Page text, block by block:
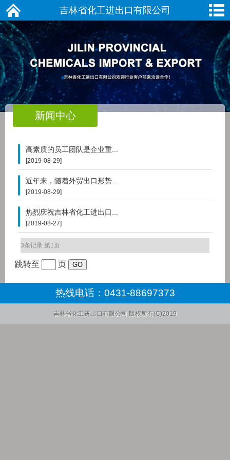
吉林省化工进出口有限公司
新闻中心
高素质的员工团队是企业重...
[2019-08-29]
近年来，随着外贸出口形势...
[2019-08-29]
热烈庆祝吉林省化工进出口...
[2019-08-27]
3条记录 第1页
跳转至 页
热线电话： 0431-88697373
吉林省化工进出口有限公司 版权所有(C)2019